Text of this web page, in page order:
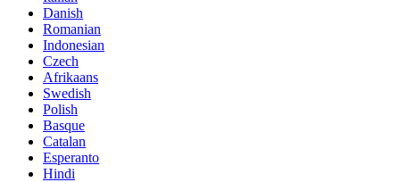
Danish
Romanian
Indonesian
Czech
Afrikaans
Swedish
Polish
Basque
Catalan
Esperanto
Hindi